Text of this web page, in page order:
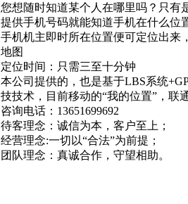
您想随时知道某个人在哪里吗？只有
提供手机号码就能知道手机在什么位
手机机主即时所在位置便可定位出来
地图
定位时间：只需三至十分钟
本公司提供的，也是基于LBS系统
技技术，目前移动的“我的位置”，联
咨询电话：13651699692
待客理念：诚信为本，客户至上；
经营理念:一切以“合法”为前提；
团队理念：真诚合作，守望相助。